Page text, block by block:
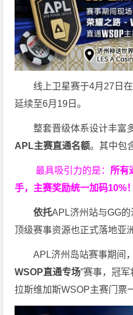
线上卫星赛于4月27日
延续至6月19日。
整套晋级体系设计丰富
APL主赛直通名额。其中包
最具吸引力的是：所有
手，主赛奖励统一加码10%！
依托APL济州站与GG
顶级赛事资源也正式落地亚
APL济州岛站赛事期间
WSOP直通专场”赛事，冠
拉斯维加斯WSOP主赛门票